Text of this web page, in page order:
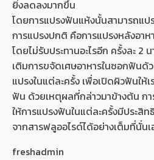
ยิ่งลดลงมากขึ้น
โดยการแปรงฟันแห้งนั้นสามารถแป
การแปรงปกติ คือการแปรงหลังอาห
โดยไม่รับประทานอะไรอีก ครั้งละ 2
เติมการขจัดเศษอาหารในซอกฟัน
แปรงในแต่ละครั้ง เพื่อเปิดผิวฟันให้
ฟัน ด้วยเหตุผลที่กล่าวมาข้างต้น ก
ให้การแปรงฟันในแต่ละครั้งมีประสิ
จากสารฟลูออไรด์ได้อย่างเต็มที่นั่นเ
freshadmin